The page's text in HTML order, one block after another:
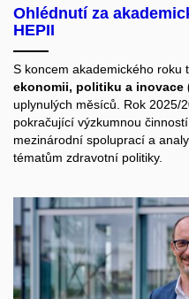
Ohlédnutí za
HEPII
S koncem akademického roku
ekonomii, politiku a inovace
uplynulých měsíců. Rok 2025/
pokračující výzkumnou
mezinárodní spoluprací a
tématům zdravotní politiky.